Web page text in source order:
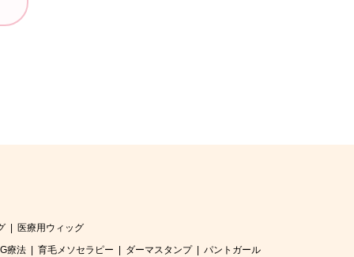
医療用ウィッグ
療法
育毛メソセラピー ダーマスタンプ パントガール